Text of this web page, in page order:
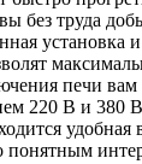
без труда
установка и
печи вам
220 В и 380
удобная
понятным